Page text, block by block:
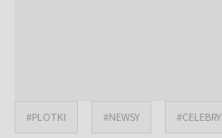
#PLOTKI #NEWSY